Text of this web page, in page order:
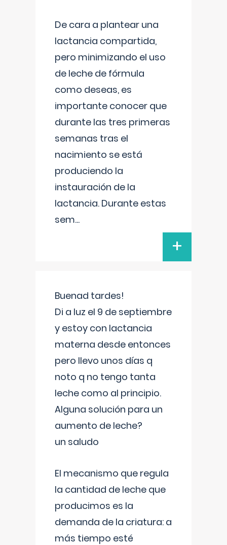
De cara a plantear una
lactancia compartida,
pero minimizando el uso
de leche de fórmula
como deseas, es
importante conocer que
durante las tres primeras
semanas tras el
nacimiento se está
produciendo la
instauración de la
lactancia. Durante estas
sem...
+
Buenad tardes!
Di a luz el 9 de septiembre
y estoy con lactancia
materna desde entonces
pero llevo unos días q
noto q no tengo tanta
leche como al principio.
Alguna solución para un
aumento de leche?
un saludo
El mecanismo que regula
la cantidad de leche que
producimos es la
demanda de la criatura: a
más tiempo esté